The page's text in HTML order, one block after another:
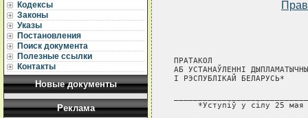
Кодексы
Законы
Указы
Постановления
Поиск документа
Полезные ссылки
Контакты
Новые документы
Реклама
ПРАТАКОЛ
АБ УСТАНАЎЛЕННI
I РЭСПУБЛIКАЙ БЕЛАРУСЬ*
*Уступiў у сiлу 25 мая